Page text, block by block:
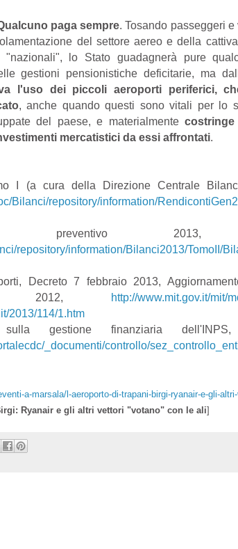
paga sempre. Tosando passeggeri e
del settore aereo e della
lo Stato guadagnerà pure
gestioni pensionistiche deficitarie, ma
l'uso dei piccoli aeroporti periferici,
, anche quando questi sono vitali per lo
del paese, e materialmente
mercatistici da essi affrontati.
I (a cura della Direzione Centrale
Bilanci/repository/information/
2013,
repository/information/Bilanci2013/TomoII/
Decreto 7 febbraio 2013,
2012,
http://www.mit.gov.it/mit/
2013/114/1.htm
gestione finanziaria dell'INPS,
_documenti/controllo/
a-marsala/l-aeroporto-di-trapani-birgi-ryanair-e-gli-
Ryanair e gli altri vettori "votano" con le ali]